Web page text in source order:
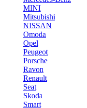
MINI
Mitsubishi
NISSAN
Omoda
Opel
Peugeot
Porsche
Ravon
Renault
Seat
Skoda
Smart